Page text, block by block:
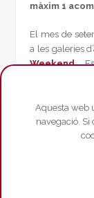
màxim 1
El mes de
a les galeries
Weekend.
reforçar i fer
fomentar el
les galeries
Enguany, del
Aquesta web
navegació.